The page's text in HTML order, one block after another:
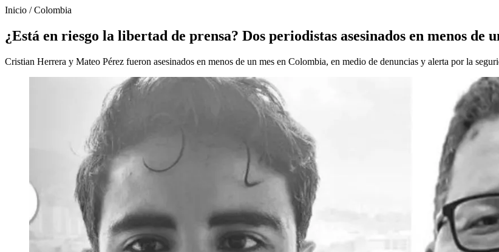
Inicio /Colombia
¿Está en riesgo la libertad de prensa? Dos periodistas asesinados en menos de
Cristian Herrera y Mateo Pérez fueron asesinados en menos de un mes en Colombia, en medio de denuncias y alerta por la